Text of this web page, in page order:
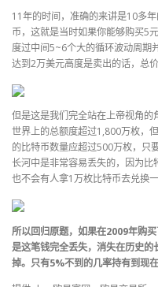
11年的时间，准确的来讲是10多
币，这就是当时如果你能够购买5
度过中间5~6个大的循环波动周期
达到2万美元高度是卖出的话，总
但是这是我们完全站在上帝视角
世界上的总额度超过1,800万枚，
的比特币数量应超过500万枚，只
长河中是非常容易丢失的，因为
也不会有人拿1万枚比特币去兑换
所以回归原题，如果在2009年购
是这笔钱完全丢失，消失在历史
掉。只有5%不到的几率持有到现